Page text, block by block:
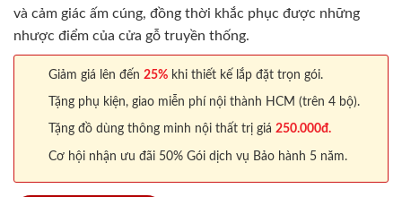
và cảm giác ấm cúng, đồng thời khắc phục được những
nhược điểm của cửa gỗ truyền thống.
Giảm giá lên đến 25% khi thiết kế lắp đặt trọn gói.
Tặng phụ kiện, giao miễn phí nội thành HCM (trên 4 bộ).
Tặng đồ dùng thông minh nội thất trị giá 250.000đ.
Cơ hội nhận ưu đãi 50% Gói dịch vụ Bảo hành 5 năm.